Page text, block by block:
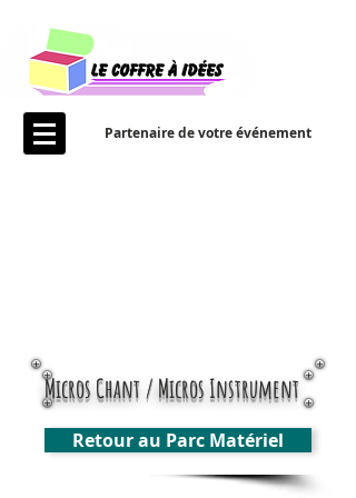
Partenaire de votre événement
Micros Chant / Micros Instrument
Retour au Parc Matériel